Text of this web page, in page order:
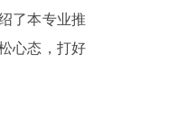
了本专业推
心态，打好